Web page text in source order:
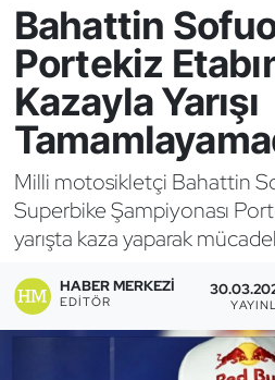
Bahattin
Portekiz
Kazayla Yarışı
Milli motosikletçi Bahattin
Superbike Şampiyonası
yarışta kaza yaparak
HABER MERKEZI
EDITÖR
Binicilik
Bisiklet
Bocce Bowling Dart
Boks
Briç
Buz Hokeyi